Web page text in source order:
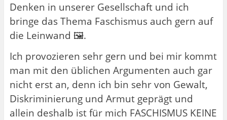
Denken in unserer Gesellschaft und ich
bringe das Thema Faschismus auch gern auf
die Leinwand 🖼️.
Ich provozieren sehr gern und bei mir kommt
man mit den üblichen Argumenten auch gar
nicht erst an, denn ich bin sehr von Gewalt,
Diskriminierung und Armut geprägt und
allein deshalb ist für mich FASCHISMUS KEINE